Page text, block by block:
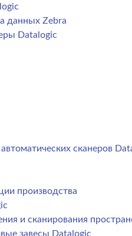
данных Zebra
Datalogic
сканеров
производства
и сканирования
завесы Datalogic